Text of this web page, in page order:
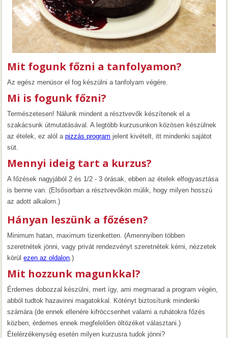
Mit fogunk főzni a tanfolyamon?
Az egész menüsor el fog készülni a tanfolyam végére.
Mi is fogunk főzni?
Természetesen! Nálunk mindent a résztvevők készítenek el a
szakácsunk útmutatásával. A legtöbb kurzusunkon közösen készülnek
az ételek, ez alól apizzás program jelent kivételt, itt mindenki sajátot
süt.
Mennyi ideig tart a kurzus?
A főzések nagyjából 2 és 1/2 - 3 órásak, ebben az ételek elfogyasztása
is benne van. (Elsősorban a résztvevőkön múlik, hogy milyen hosszú
az adott alkalom.)
Hányan leszünk a főzésen?
Minimum hatan, maximum tizenketten. (Amennyiben többen
szeretnétek jönni, vagy privát rendezvényt szeretnétek kérni, nézzetek
körülezen az oldalon.)
Mit hozzunk magunkkal?
Érdemes dobozzal készülni, mert így, ami megmarad a program végén,
abból tudtok hazavinni magatokkal. Kötényt biztosítunk mindenki
számára (de ennek ellenére kifröccsenhet valami a ruhátokra főzés
közben, érdemes ennek megfelelően öltözéket választani.)
Ételérzékenység esetén milyen kurzusra tudok jönni?